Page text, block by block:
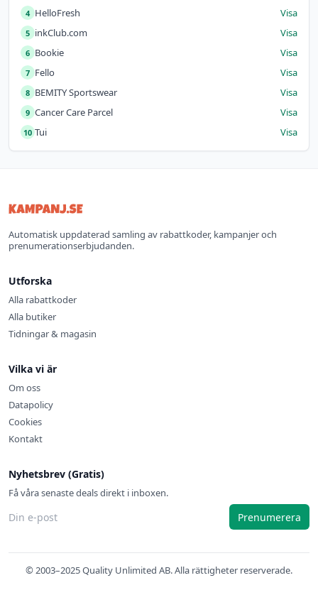
4 HelloFresh Visa
5 inkClub.com Visa
6 Bookie Visa
7 Fello Visa
8 BEMITY Sportswear Visa
9 Cancer Care Parcel Visa
10 Tui Visa
Automatisk uppdaterad samling av rabattkoder, kampanjer och
prenumerationserbjudanden.
Utforska
Alla rabattkoder
Alla butiker
Tidningar & magasin
Vilka vi är
Om oss
Datapolicy
Cookies
Kontakt
Nyhetsbrev (Gratis)
Få våra senaste deals direkt i inboxen.
Prenumerera
© 2003–2025 Quality Unlimited AB. Alla rättigheter reserverade.